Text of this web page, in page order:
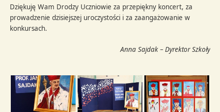
Dziękuję Wam Drodzy Uczniowie za przepiękny koncert, za
prowadzenie dzisiejszej uroczystości i za zaangażowanie w
konkursach.
Anna Sajdak – Dyrektor Szkoły